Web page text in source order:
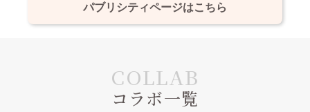
パブリシティページはこちら
コラボ一覧